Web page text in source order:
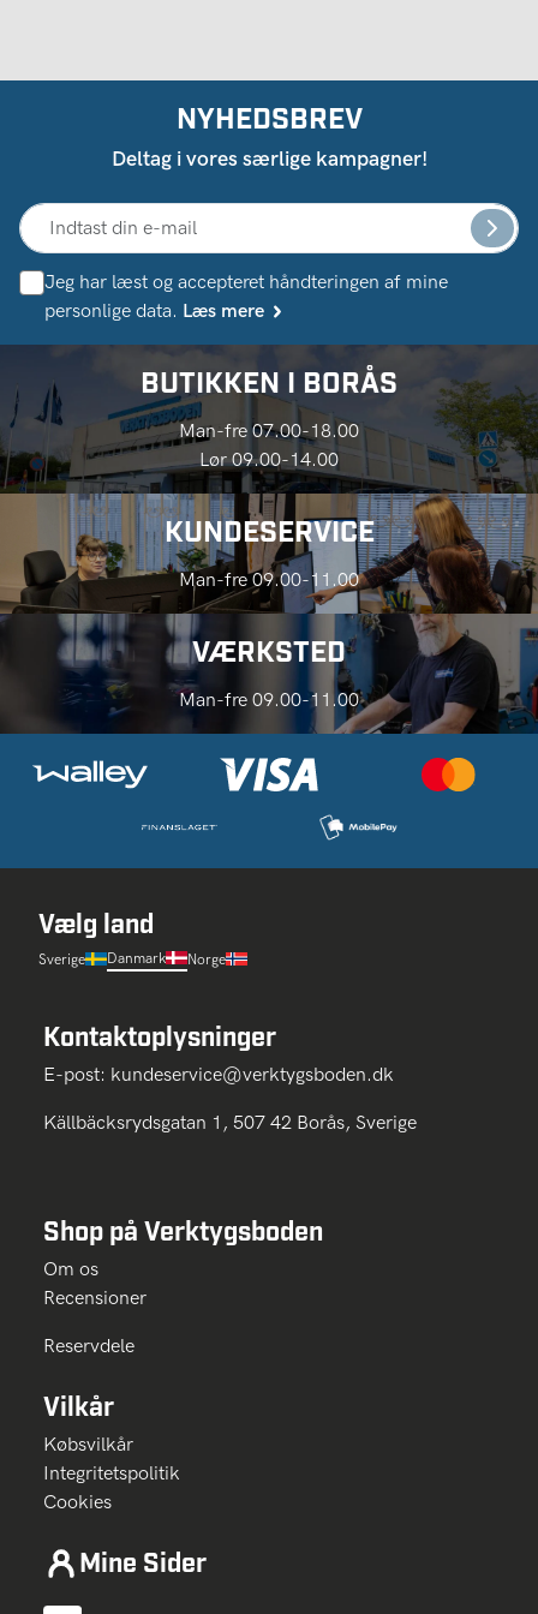
NYHEDSBREV
Deltag i vores særlige kampagner!
Jeg har læst og accepteret håndteringen af ​​mine
personlige data. Læs mere
BUTIKKEN I BORÅS
Man-fre 07.00-18.00
Lør 09.00-14.00
KUNDESERVICE
Man-fre 09.00-11.00
VÆRKSTED
Man-fre 09.00-11.00
Vælg land
Sverige Danmark Norge
Kontaktoplysninger
E-post: kundeservice@verktygsboden.dk
Källbäcksrydsgatan 1, 507 42 Borås, Sverige
Shop på Verktygsboden
Om os
Recensioner
Reservdele
Vilkår
Købsvilkår
Integritetspolitik
Cookies
Mine Sider